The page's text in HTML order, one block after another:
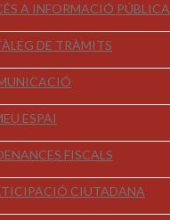
A INFORMACIÓ PÚBLICA
DE TRÀMITS
ESPAI
FISCALS
CIUTADANA